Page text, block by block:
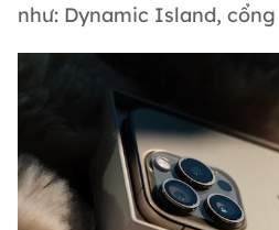
như: Dynamic Island, cổng